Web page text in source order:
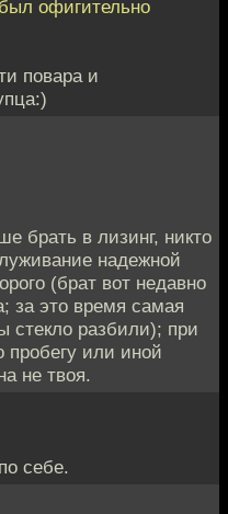
офигительно
повара и
брать в лизинг, никто
надежной
(брат вот недавно
за это время самая
стекло разбили); при
пробегу или иной
не твоя.
себе.